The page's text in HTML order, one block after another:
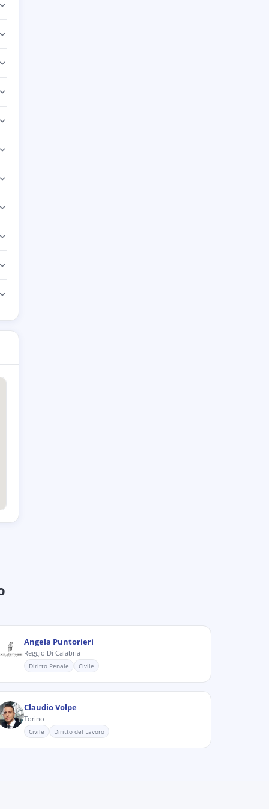
Angela Puntorieri
Reggio Di Calabria
Diritto Penale Civile
Claudio Volpe
Torino
Civile Diritto del Lavoro